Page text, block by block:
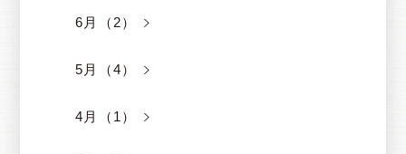
6月（2）
5月（4）
4月（1）